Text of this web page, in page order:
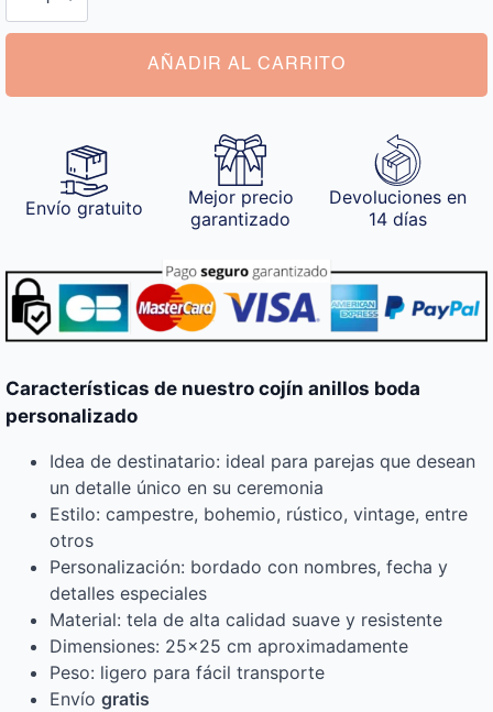
Boda
Personalizado
AÑADIR AL CARRITO
Envío gratuito
Mejor precio
garantizado
Devoluciones en
14 días
Características de nuestro cojín anillos boda
personalizado
Idea de destinatario: ideal para parejas que desean
un detalle único en su ceremonia
Estilo: campestre, bohemio, rústico, vintage, entre
otros
Personalización: bordado con nombres, fecha y
detalles especiales
Material: tela de alta calidad suave y resistente
Dimensiones: 25×25 cm aproximadamente
Peso: ligero para fácil transporte
Envío gratis